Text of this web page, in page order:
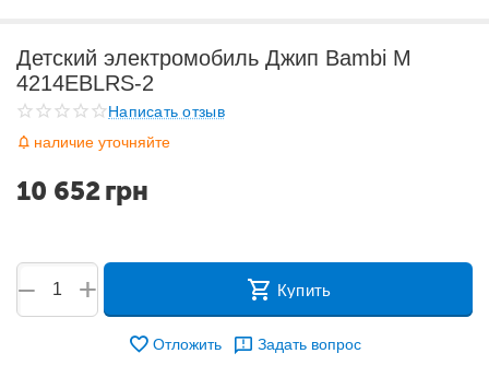
Детский электромобиль Джип Bambi M
4214EBLRS-2
Написать отзыв
наличие уточняйте
10 652грн
+
− Купить
Отложить Задать вопрос